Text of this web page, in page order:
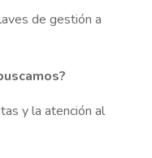
de gestión a
y la atención al